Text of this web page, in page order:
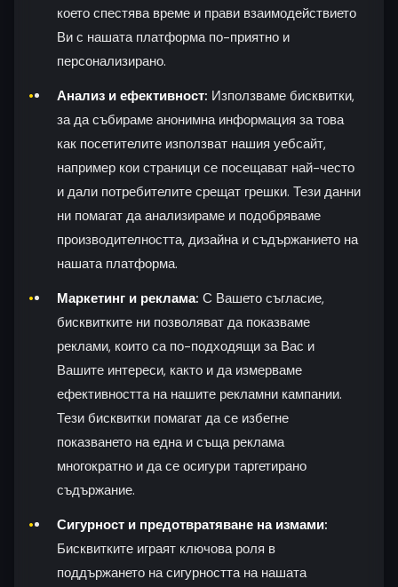
което спестява време и прави взаимодействието
Ви с нашата платформа по-приятно и
персонализирано.
Анализ и ефективност: Използваме бисквитки,
за да събираме анонимна информация за това
как посетителите използват нашия уебсайт,
например кои страници се посещават най-често
и дали потребителите срещат грешки. Тези данни
ни помагат да анализираме и подобряваме
производителността, дизайна и съдържанието на
нашата платформа.
Маркетинг и реклама: С Вашето съгласие,
бисквитките ни позволяват да показваме
реклами, които са по-подходящи за Вас и
Вашите интереси, както и да измерваме
ефективността на нашите рекламни кампании.
Тези бисквитки помагат да се избегне
показването на една и съща реклама
многократно и да се осигури таргетирано
съдържание.
Сигурност и предотвратяване на измами:
Бисквитките играят ключова роля в
поддържането на сигурността на нашата